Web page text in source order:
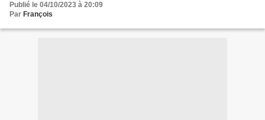
Publié le 04/10/2023 à 20:09
Par François